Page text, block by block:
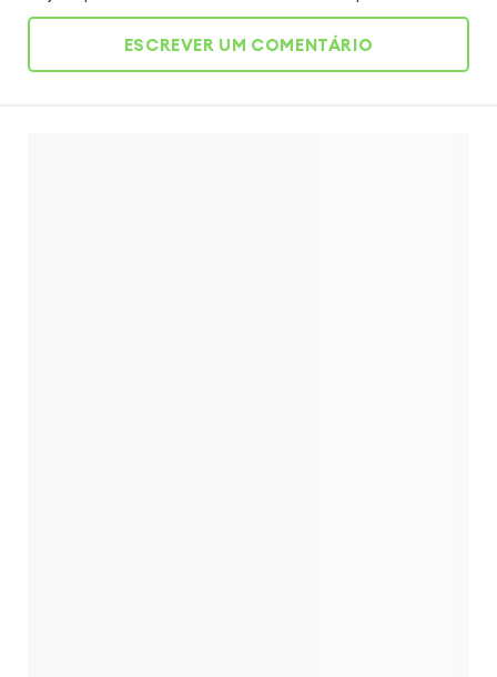
ESCREVER UM COMENTÁRIO